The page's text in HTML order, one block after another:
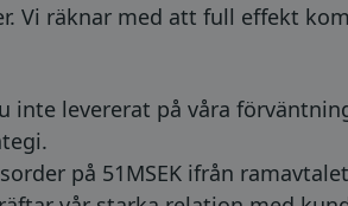
Vi räknar med att full effekt
inte levererat på våra
på 51MSEK ifrån